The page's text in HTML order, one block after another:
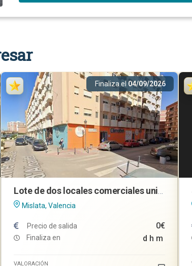
Finaliza el 04/09/2026
Lote de dos locales comerciales unidos en Mislata (Valencia)
Mislata, Valencia
Precio de salida 0€
Finaliza en d h m
VALORACIÓN